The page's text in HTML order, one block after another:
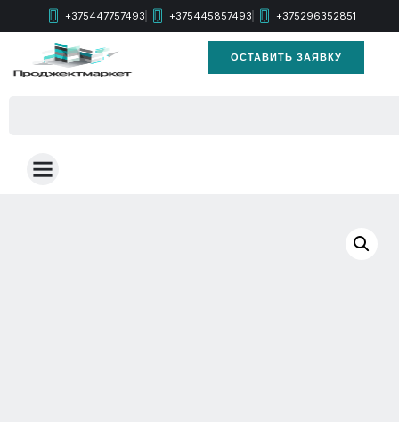
+375447757493 +375445857493 +375296352851
ОСТАВИТЬ ЗАЯВКУ